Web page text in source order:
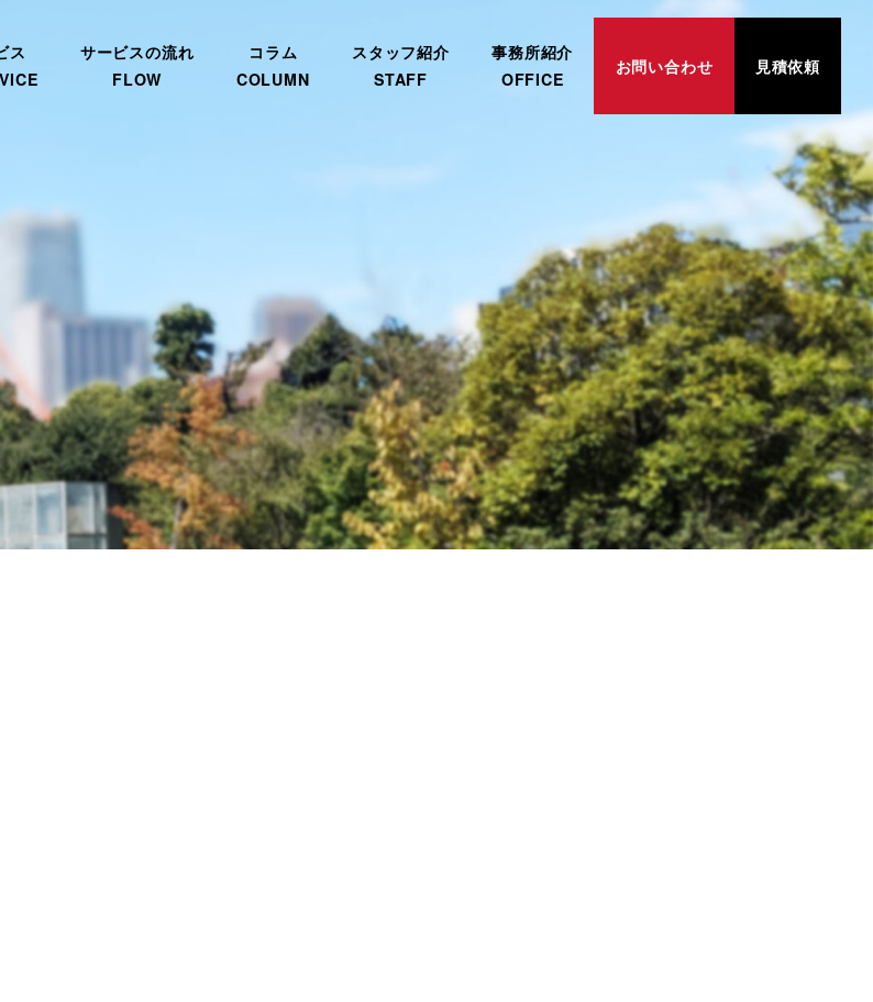
ス
サービスの流れ
FLOW
コラム
COLUMN
スタッフ紹介
STAFF
事務所紹介
OFFICE
お問い合わせ 見積依頼